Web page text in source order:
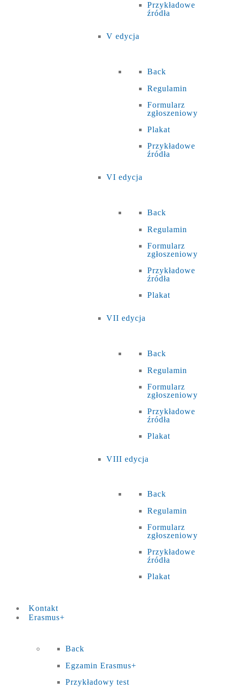
Przykładowe
źródła
V edycja
Back
Regulamin
Formularz
zgłoszeniowy
Plakat
Przykładowe
źródła
VI edycja
Back
Regulamin
Formularz
zgłoszeniowy
Przykładowe
źródła
Plakat
VII edycja
Back
Regulamin
Formularz
zgłoszeniowy
Przykładowe
źródła
Plakat
VIII edycja
Back
Regulamin
Formularz
zgłoszeniowy
Przykładowe
źródła
Plakat
Kontakt
Erasmus+
Back
Egzamin Erasmus+
Przykładowy test